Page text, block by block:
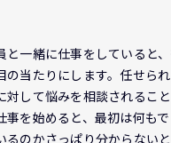
と一緒に仕事をしていると
の当たりにします。任せら
対して悩みを相談されること
事を始めると、最初は何も
るのかさっぱり分からない